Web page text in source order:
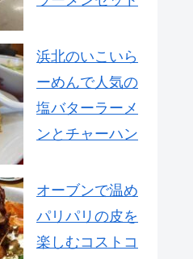
浜北のいこいら
ーめんで人気の
塩バターラーメ
ンとチャーハン
オーブンで温め
パリパリの皮を
楽しむコストコ